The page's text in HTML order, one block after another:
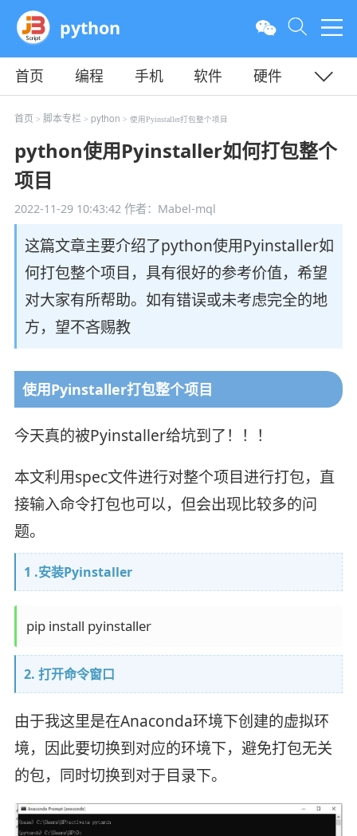
python
首页 编程 手机 软件
硬件
教程
平面 服务器
首页 > 脚本专栏> python > 使用Pyinstaller打包整个项目
python使用Pyinstaller如何打包整个
项目
2022-11-29 10:43:42作者：Mabel-mql
这篇文章主要介绍了python使用Pyinstaller如
何打包整个项目，具有很好的参考价值，希望
对大家有所帮助。如有错误或未考虑完全的地
方，望不吝赐教
使用Pyinstaller打包整个项目
今天真的被Pyinstaller给坑到了！！！
本文利用spec文件进行对整个项目进行打包，直
接输入命令打包也可以，但会出现比较多的问
题。
1 .安装Pyinstaller
pip install pyinstaller
2. 打开命令窗口
由于我这里是在Anaconda环境下创建的虚拟环
境，因此要切换到对应的环境下，避免打包无关
的包，同时切换到对于目录下。